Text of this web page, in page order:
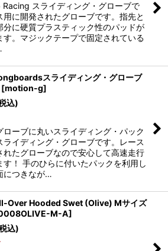
スライディング・グローブで
用に開発されたグローブです。指先と
分に硬質プラスティック性のパッドが
す。マジックテープで固定されている
スライディング・グローブ
[motion-g]
込)
ローブに丸いスライディング・パック
ライディング・グローブです。レース
れたグローブなので安心して高速走行
す！ 手のひらに付いたパックを利用し
につきなが…
Over Hooded Swet (Olive) Mサイズ
M-A]
込)